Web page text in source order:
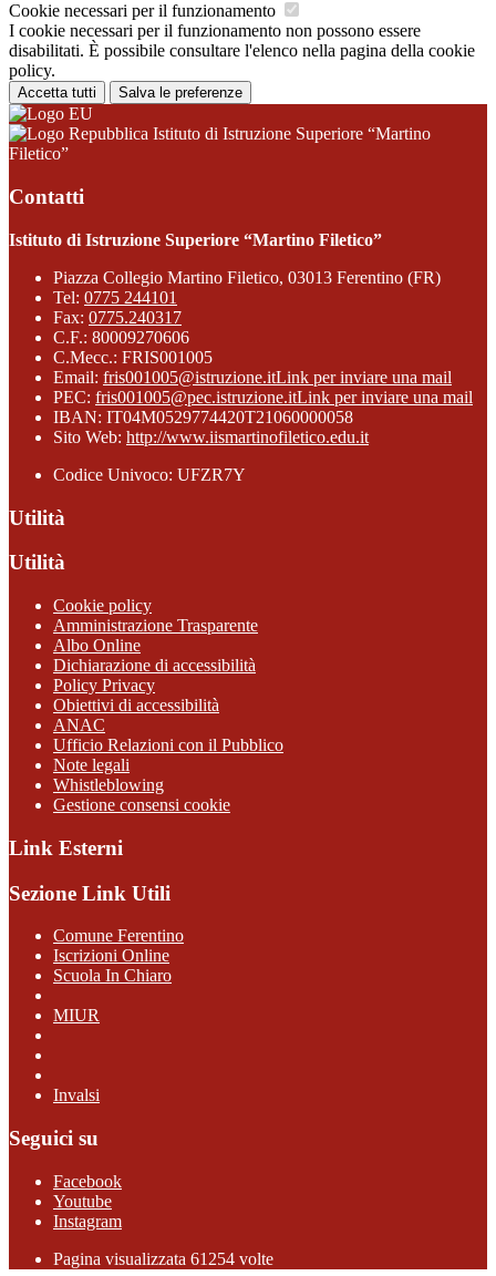
Cookie necessari per il funzionamento
I cookie necessari per il funzionamento non possono essere
disabilitati. È possibile consultare l'elenco nella pagina della cookie
policy.
Accetta tutti Salva le preferenze
Istituto di Istruzione Superiore “Martino
Filetico”
Contatti
Istituto di Istruzione Superiore “Martino Filetico”
Piazza Collegio Martino Filetico, 03013 Ferentino (FR)
Tel: 0775 244101
Fax: 0775.240317
C.F.: 80009270606
C.Mecc.: FRIS001005
Email: fris001005@istruzione.itLink per inviare una mail
PEC: fris001005@pec.istruzione.itLink per inviare una mail
IBAN: IT04M0529774420T21060000058
Sito Web: http://www.iismartinofiletico.edu.it
Codice Univoco: UFZR7Y
Utilità
Utilità
Cookie policy
Amministrazione Trasparente
Albo Online
Dichiarazione di accessibilità
Policy Privacy
Obiettivi di accessibilità
ANAC
Ufficio Relazioni con il Pubblico
Note legali
Whistleblowing
Gestione consensi cookie
Link Esterni
Sezione Link Utili
Comune Ferentino
Iscrizioni Online
Scuola In Chiaro
MIUR
Invalsi
Seguici su
Facebook
Youtube
Instagram
Pagina visualizzata 61254 volte